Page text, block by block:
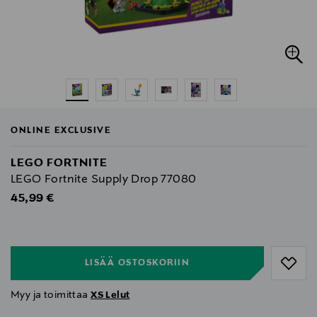
ONLINE EXCLUSIVE
LEGO FORTNITE
LEGO Fortnite Supply Drop 77080
Original Price
45,99 €
LISÄÄ OSTOSKORIIN
Myy ja toimittaaXS Lelut